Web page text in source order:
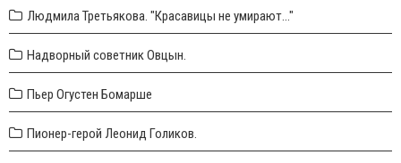
Людмила Третьякова. "Красавицы не умирают..."
Надворный советник Овцын.
Пьер Огустен Бомарше
Пионер-герой Леонид Голиков.